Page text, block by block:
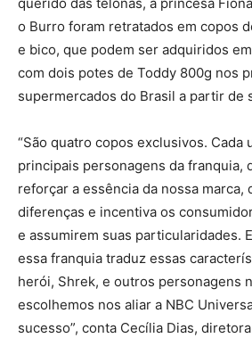
o Burro foram retratados em copos
e bico, que podem ser adquiridos
com dois potes de Toddy 800g nos
supermercados do Brasil a partir de
“São quatro copos exclusivos. Cada
principais personagens da franquia,
reforçar a essência da nossa marca,
diferenças e incentiva os
e assumirem suas particularidades.
essa franquia traduz essas
herói, Shrek, e outros personagens
escolhemos nos aliar a NBC
sucesso”, conta Cecília Dias,